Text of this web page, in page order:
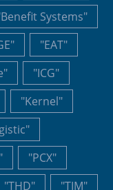
Systems"
"EAT"
"ICG"
"Kernel"
"PCX"
"THD"
"TIM"